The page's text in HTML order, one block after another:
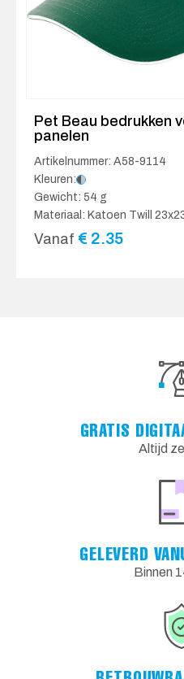
Pet Beau bedrukken
panelen
Artikelnummer: A58-9114
Kleuren:
Gewicht: 54 g
Materiaal: Katoen Twill
Vanaf € 2.35
GRATIS
Altijd
GELEVERD
Binnen